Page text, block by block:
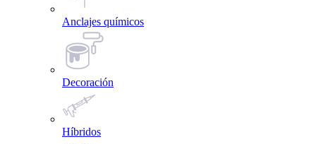
Anclajes químicos
Decoración
Híbridos